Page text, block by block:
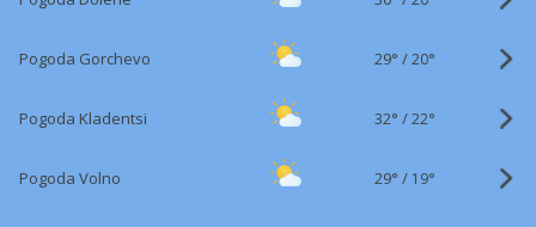
Pogoda Gorchevo 29° /20°
Pogoda Kladentsi 32° /22°
Pogoda Volno 29° / 19°